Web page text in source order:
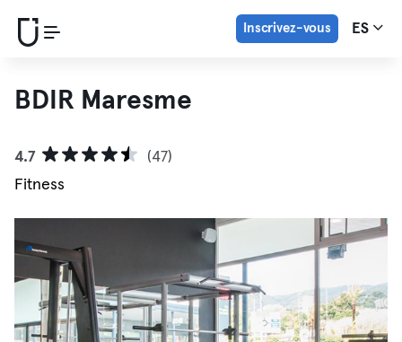
Inscrivez-vous ES
BDIR Maresme
4.7
(47)
Fitness